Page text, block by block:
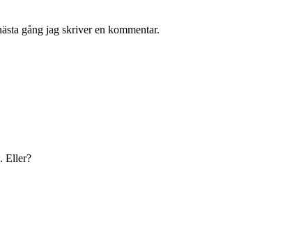
gång jag skriver en kommentar.
Eller?